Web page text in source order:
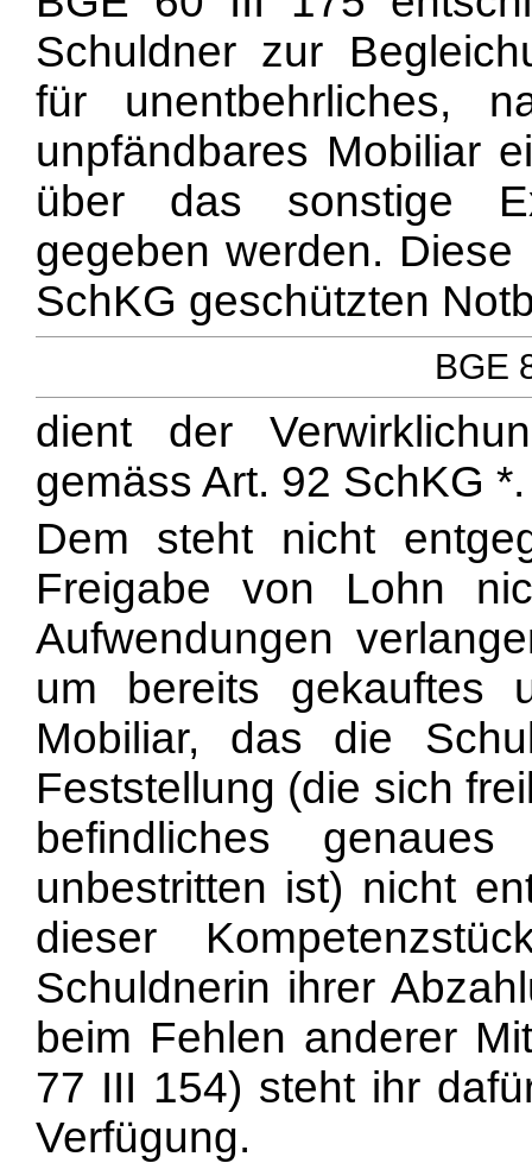
Schuldner zur
für unentbehrliches,
unpfändbares Mobiliar
über das sonstige
gegeben werden.
SchKG geschützten
BGE
dient der
gemäss Art. 92 SchKG *.
Dem steht nicht
Freigabe von Lohn
Aufwendungen
um bereits gekauftes
Mobiliar, das die
Feststellung (die sich
befindliches
unbestritten ist) nicht
dieser
Schuldnerin ihrer
beim Fehlen anderer
77 III 154) steht ihr
Verfügung.